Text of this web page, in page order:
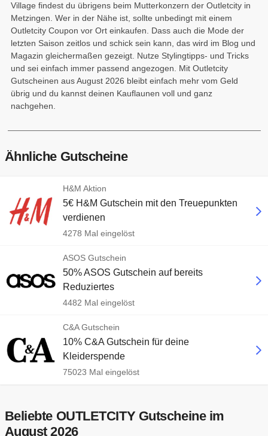
Village findest du übrigens beim Mutterkonzern der Outletcity in
Metzingen. Wer in der Nähe ist, sollte unbedingt mit einem
Outletcity Coupon vor Ort einkaufen. Dass auch die Mode der
letzten Saison zeitlos und schick sein kann, das wird im Blog und
Magazin gleichermaßen gezeigt. Nutze Stylingtipps- und Tricks
und sei einfach immer passend angezogen. Mit Outletcity
Gutscheinen aus August 2026 bleibt einfach mehr vom Geld
übrig und du kannst deinen Kauflaunen voll und ganz
nachgehen.
Ähnliche Gutscheine
H&M Aktion
5€ H&M Gutschein mit den Treuepunkten
verdienen
4278 Mal eingelöst
ASOS Gutschein
50% ASOS Gutschein auf bereits
Reduziertes
4482 Mal eingelöst
C&A Gutschein
10% C&A Gutschein für deine
Kleiderspende
75023 Mal eingelöst
Beliebte OUTLETCITY Gutscheine im
August 2026